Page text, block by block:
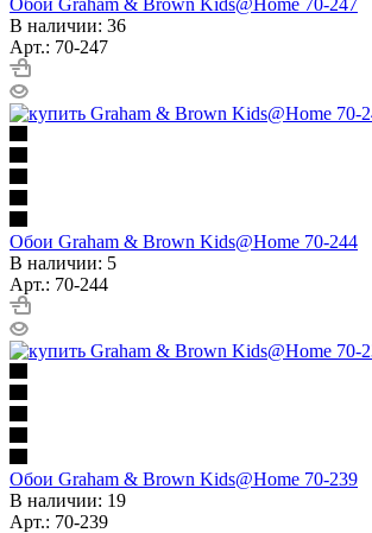
В наличии: 36
Арт.: 70-247
Обои Graham & Brown Kids@Home 70-244
В наличии: 5
Арт.: 70-244
Обои Graham & Brown Kids@Home 70-239
В наличии: 19
Арт.: 70-239